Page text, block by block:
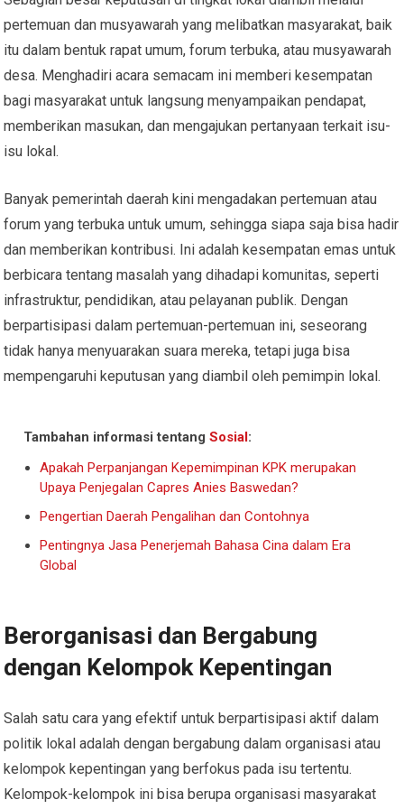
pertemuan dan musyawarah yang melibatkan masyarakat, baik
itu dalam bentuk rapat umum, forum terbuka, atau musyawarah
desa. Menghadiri acara semacam ini memberi kesempatan
bagi masyarakat untuk langsung menyampaikan pendapat,
memberikan masukan, dan mengajukan pertanyaan terkait isu-
isu lokal.
Banyak pemerintah daerah kini mengadakan pertemuan atau
forum yang terbuka untuk umum, sehingga siapa saja bisa hadir
dan memberikan kontribusi. Ini adalah kesempatan emas untuk
berbicara tentang masalah yang dihadapi komunitas, seperti
infrastruktur, pendidikan, atau pelayanan publik. Dengan
berpartisipasi dalam pertemuan-pertemuan ini, seseorang
tidak hanya menyuarakan suara mereka, tetapi juga bisa
mempengaruhi keputusan yang diambil oleh pemimpin lokal.
Tambahan informasi tentangSosial:
Apakah Perpanjangan Kepemimpinan KPK merupakan
Upaya Penjegalan Capres Anies Baswedan?
Pengertian Daerah Pengalihan dan Contohnya
Pentingnya Jasa Penerjemah Bahasa Cina dalam Era
Global
Berorganisasi dan Bergabung
dengan Kelompok Kepentingan
Salah satu cara yang efektif untuk berpartisipasi aktif dalam
politik lokal adalah dengan bergabung dalam organisasi atau
kelompok kepentingan yang berfokus pada isu tertentu.
Kelompok-kelompok ini bisa berupa organisasi masyarakat